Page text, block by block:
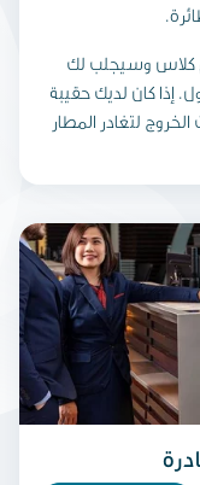
كلاس وسيجلب لك
إذا كان لديك حقيبة
لتغادر المطار